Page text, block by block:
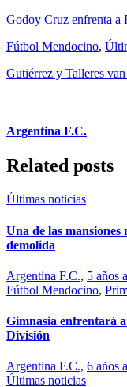
Godoy Cruz enfrenta a
Fútbol Mendocino,
Gutiérrez y Talleres
Argentina F.C.
Related posts
Últimas noticias
Una de las
demolida
Argentina F.C., 5 años
Fútbol Mendocino,
Gimnasia enfrentará
División
Argentina F.C., 6 años
Últimas noticias